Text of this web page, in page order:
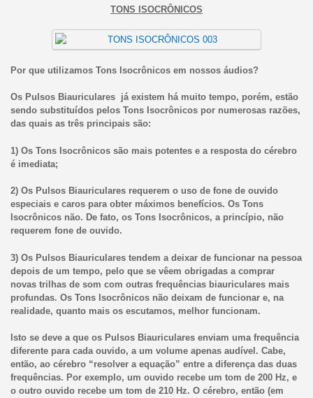
TONS ISOCRÔNICOS
Por que utilizamos Tons Isocrônicos em nossos áudios?
Os Pulsos Biauriculares já existem há muito tempo, porém, estão
sendo substituídos pelos Tons Isocrônicos por numerosas razões,
das quais as três principais são:
1) Os Tons Isocrônicos são mais potentes e a resposta do cérebro
é imediata;
2) Os Pulsos Biauriculares requerem o uso de fone de ouvido
especiais e caros para obter máximos benefícios. Os Tons
Isocrônicos não. De fato, os Tons Isocrônicos, a princípio, não
requerem fone de ouvido.
3) Os Pulsos Biauriculares tendem a deixar de funcionar na pessoa
depois de um tempo, pelo que se vêem obrigadas a comprar
novas trilhas de som com outras frequências biauriculares mais
profundas. Os Tons Isocrônicos não deixam de funcionar e, na
realidade, quanto mais os escutamos, melhor funcionam.
Isto se deve a que os Pulsos Biauriculares enviam uma frequência
diferente para cada ouvido, a um volume apenas audível. Cabe,
então, ao cérebro “resolver a equação” entre a diferença das duas
frequências. Por exemplo, um ouvido recebe um tom de 200 Hz, e
o outro ouvido recebe um tom de 210 Hz. O cérebro, então (em